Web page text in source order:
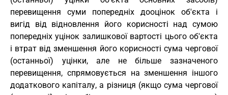
перевищення суми попередніх дооцінок об'єкта і
вигід від відновлення його корисності над сумою
попередніх уцінок залишкової вартості цього об'єкта
і втрат від зменшення його корисності сума чергової
(останньої) уцінки, але не більше зазначеного
перевищення, спрямовується на зменшення іншого
додаткового капіталу, а різниця (якщо сума чергової